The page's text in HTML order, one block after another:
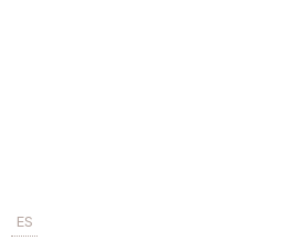
ES